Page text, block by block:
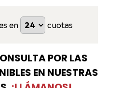
en cuotas
POR LAS
EN NUESTRAS